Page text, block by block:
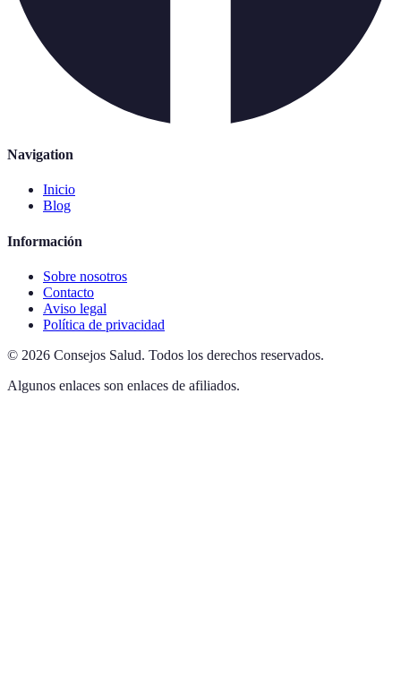
Navigation
Inicio
Blog
Información
Sobre nosotros
Contacto
Aviso legal
Política de privacidad
© 2026 Consejos Salud. Todos los derechos reservados.
Algunos enlaces son enlaces de afiliados.